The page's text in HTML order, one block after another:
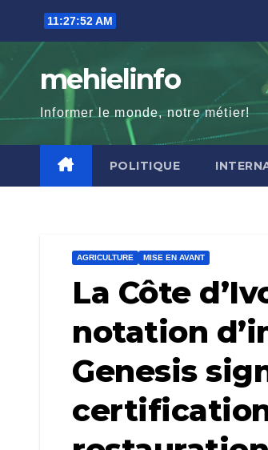
content
11:27:54 AM
mehielinfo
Informer le monde, notre métier!
POLITIQUE
AGRICULTURE MISE EN AVANT
La Côte
notation
Genesis